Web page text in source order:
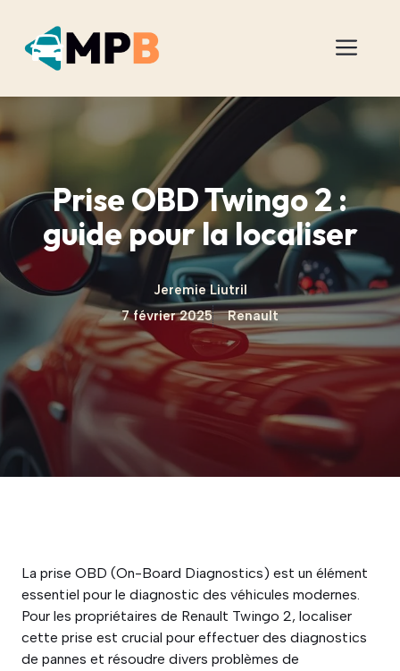
contenu
Prise OBD Twingo 2 :
guide pour la localiser
Jeremie Liutril
7 février 2025
Renault
La prise OBD (On-Board Diagnostics) est un élément
essentiel pour le diagnostic des véhicules modernes.
Pour les propriétaires de Renault Twingo 2, localiser
cette prise est crucial pour effectuer des diagnostics
de pannes et résoudre divers problèmes de